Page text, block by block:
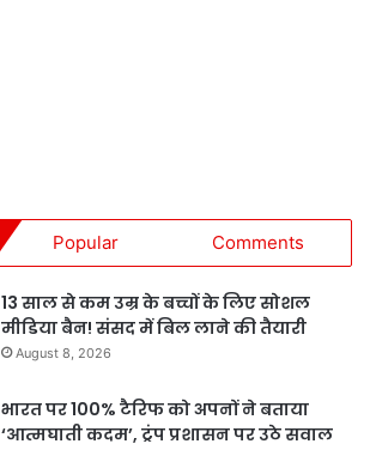
Popular Comments
13 साल से कम उम्र के बच्चों के लिए सोशल
मीडिया बैन! संसद में बिल लाने की तैयारी
August 8, 2026
भारत पर 100% टैरिफ को अपनों ने बताया
‘आत्मघाती कदम’, ट्रंप प्रशासन पर उठे सवाल